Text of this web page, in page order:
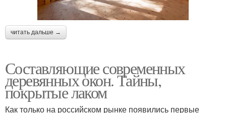
читать дальше →
Составляющие современных
деревянных окон. Тайны,
покрытые лаком
Как только на российском рынке появились первые